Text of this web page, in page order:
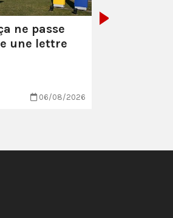
ne passe
une lettre
06/08/2026